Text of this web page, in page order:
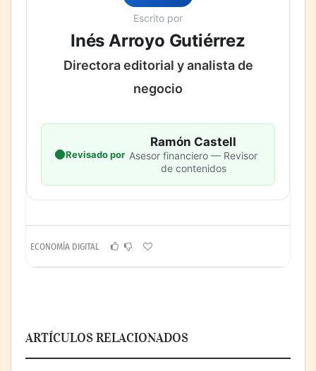
Escrito por
Inés Arroyo Gutiérrez
Directora editorial y analista de
negocio
Revisado por
Ramón Castell
Asesor financiero — Revisor
de contenidos
ECONOMÍA DIGITAL
ARTÍCULOS RELACIONADOS